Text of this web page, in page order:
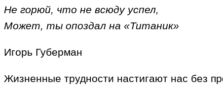
Не горюй, что не всюду успел,
Может, ты опоздал на «Титаник»
Игорь Губерман
Жизненные трудности настигают нас без